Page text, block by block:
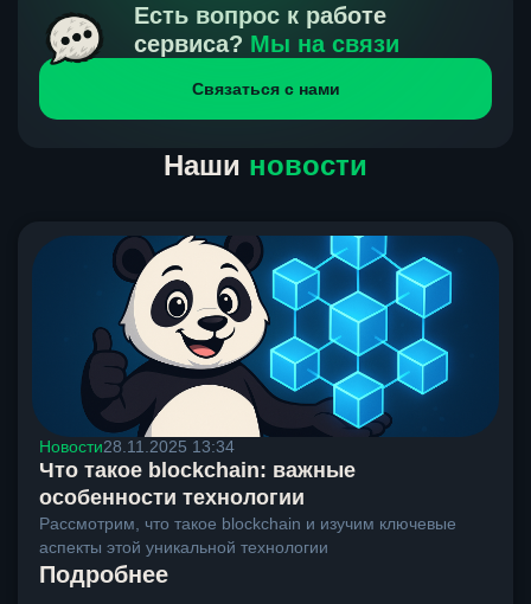
получения нами средств от тебя, а на другой части
направлений курс, указанный на сайте, является
окончательным. Если сомневаешься, напиши в онлайн-
чат на сайте, мы поможем разобраться.
Есть вопрос к работе
сервиса? Мы на связи
Связаться с нами
Наши новости
Новости28.11.2025 13:34
Что такое blockchain: важные
особенности технологии
Рассмотрим, что такое blockchain и изучим ключевые
аспекты этой уникальной технологии
Подробнее